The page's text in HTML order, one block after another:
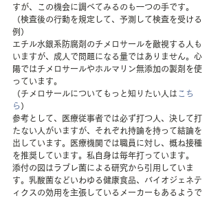
すが、この機会に調べてみるのも一つの手です。
（検査後の行動を規定して、予測して検査を受ける
例）
エチル水銀系防腐剤のチメロサールを敵視する人も
いますが、成人で問題になる量ではありません。心
陽ではチメロサールやホルマリン無添加の製剤を使
っています。
（チメロサールについてもっと知りたい人は こち
ら）
参考として、医療従事者では必ず打つ人、決して打
たない人がいますが、それぞれ持論を持って結論を
出しています。医療機関では職員に対し、概ね接種
を推奨しています。私自身は毎年打っています。
添付の図はラブレ菌による研究から引用していま
す。乳酸菌などいわゆる健康食品、バイオジェネテ
ィクスの効用を主張しているメーカーもあるようで